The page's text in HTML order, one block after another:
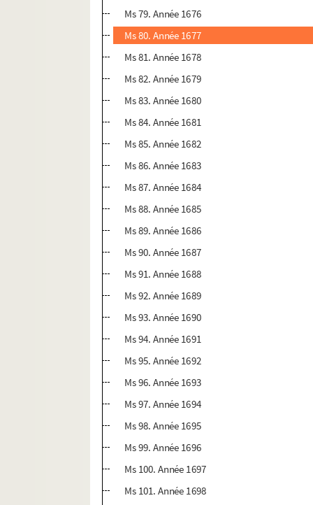
Ms 79. Année 1676
Ms 80. Année 1677
Ms 81. Année 1678
Ms 82. Année 1679
Ms 83. Année 1680
Ms 84. Année 1681
Ms 85. Année 1682
Ms 86. Année 1683
Ms 87. Année 1684
Ms 88. Année 1685
Ms 89. Année 1686
Ms 90. Année 1687
Ms 91. Année 1688
Ms 92. Année 1689
Ms 93. Année 1690
Ms 94. Année 1691
Ms 95. Année 1692
Ms 96. Année 1693
Ms 97. Année 1694
Ms 98. Année 1695
Ms 99. Année 1696
Ms 100. Année 1697
Ms 101. Année 1698